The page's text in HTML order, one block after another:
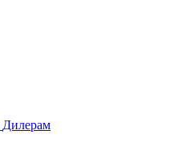
Дилерам